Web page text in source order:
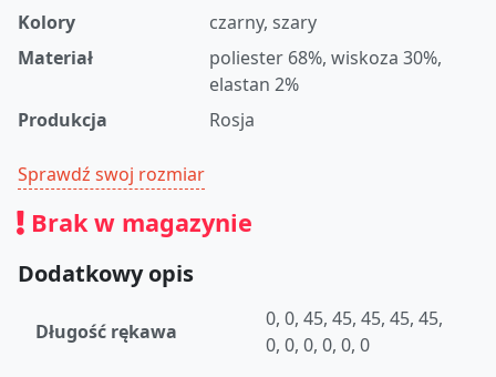
Kolory
czarny, szary
Materiał
poliester 68%, wiskoza 30%,
elastan 2%
Produkcja
Rosja
Sprawdź swoj rozmiar
Brak w magazynie
Dodatkowy opis
Długość rękawa
0, 0, 45, 45, 45, 45, 45,
0, 0, 0, 0, 0, 0